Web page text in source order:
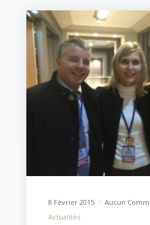
8 Février 2015
Aucun
Actualités